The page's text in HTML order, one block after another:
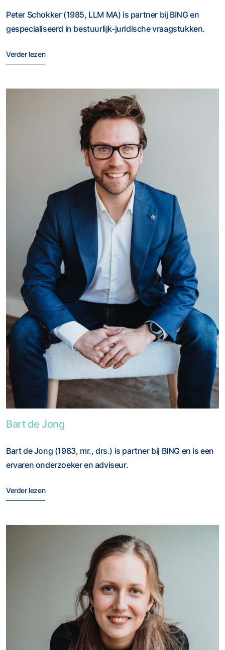
Peter Schokker (1985, LLM MA) is partner bij BING en
gespecialiseerd in bestuurlijk-juridische vraagstukken.
Verder lezen
Bart de Jong
Bart de Jong (1983, mr., drs.) is partner bij BING en is een
ervaren onderzoeker en adviseur.
Verder lezen